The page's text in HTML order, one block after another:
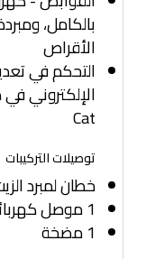
بالكامل،
الأقراص
التحكم في
Cat
توصيلات التركيبات
خطان لمبرد
1 موصل كهربائي
1 مضخة